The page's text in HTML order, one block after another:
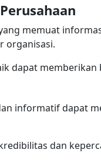
memuat
organisasi.
dapat
informatif dapat
dan